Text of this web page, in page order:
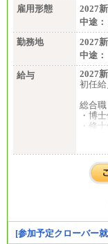
雇用形態
2027新
中途：
勤務地
2027新
中途：
給与
2027新
初任
総合職
・博
・修
・大
・高
一般
・高
・高
・短
・専
[参加予定クローバー